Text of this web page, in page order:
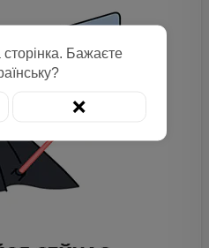
Бажаєте
❌